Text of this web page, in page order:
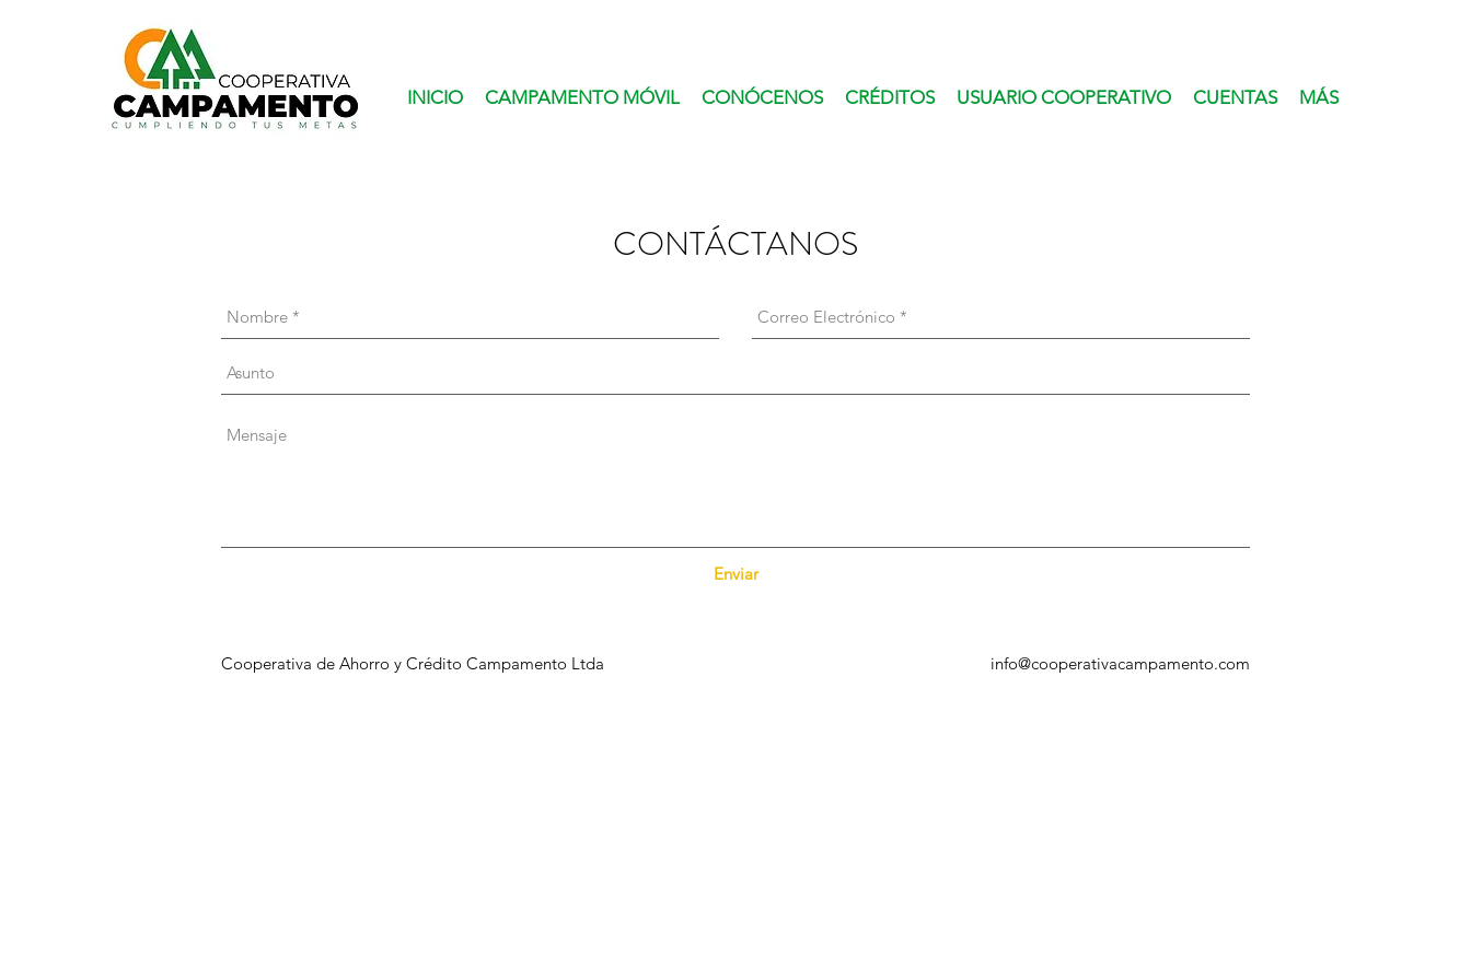
INICIO CAMPAMENTO MÓVIL CONÓCENOS CRÉDITOS USUARIO COOPERATIVO CUENTAS MÁS
CONTÁCTANOS
Enviar
Cooperativa de Ahorro y Crédito Campamento Ltda info@cooperativacampamento.com